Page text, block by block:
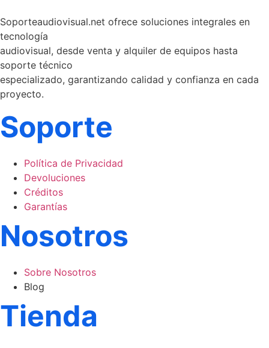
Soporteaudiovisual.net ofrece soluciones integrales en
tecnología
audiovisual, desde venta y alquiler de equipos hasta
soporte técnico
especializado, garantizando calidad y confianza en cada
proyecto.
Soporte
Política de Privacidad
Devoluciones
Créditos
Garantías
Nosotros
Sobre Nosotros
Blog
Tienda